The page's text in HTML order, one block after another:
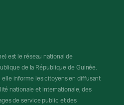
est le réseau national de
de la République de Guinée.
elle informe les citoyens en diffusant
nationale et internationale, des
de service public et des